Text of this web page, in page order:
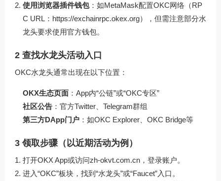
使用浏览器插件钱包：如MetaMask配置OKC网络（RP
C URL：https://exchainrpc.okex.org），但需注意部分水
龙头要求使用官方钱包。
2 查找水龙头活动入口
OKC水龙头通常出现在以下位置：
OKX生态页面 ：App内“公链”或“OKC专区”
社区公告 ：官方Twitter、Telegram群组
第三方DApp门户 ：如OKC Explorer、OKC Bridge等
3 领取步骤（以近期活动为例）
打开OKX App或访问zh-okvt.com.cn ，登录账户。
进入“OKC”板块，找到“水龙头”或“Faucet”入口。